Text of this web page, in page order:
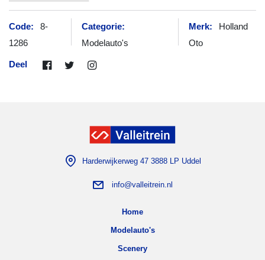
Code:
8-
1286
Categorie:
Modelauto's
Merk:
Holland
Oto
Deel
Harderwijkerweg 47 3888 LP Uddel
info@valleitrein.nl
Home
Modelauto's
Scenery